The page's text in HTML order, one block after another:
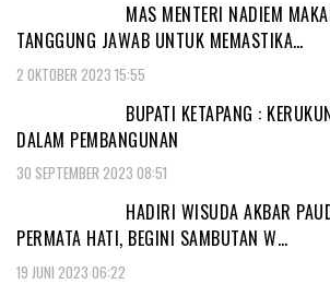
MAS MENTERI NADIEM
TANGGUNG JAWAB UNTUK MEMASTIKA…
2 OKTOBER 2023 15:55
BUPATI KETAPANG :
DALAM PEMBANGUNAN
30 SEPTEMBER 2023 08:51
HADIRI WISUDA AKBAR
PERMATA HATI, BEGINI SAMBUTAN W…
19 JUNI 2023 06:22